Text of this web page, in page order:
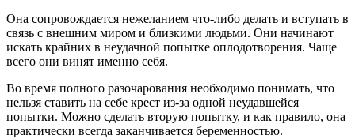
Она сопровождается нежеланием что-либо делать и вступать в
связь с внешним миром и близкими людьми. Они начинают
искать крайних в неудачной попытке оплодотворения. Чаще
всего они винят именно себя.
Во время полного разочарования необходимо понимать, что
нельзя ставить на себе крест из-за одной неудавшейся
попытки. Можно сделать вторую попытку, и как правило, она
практически всегда заканчивается беременностью.